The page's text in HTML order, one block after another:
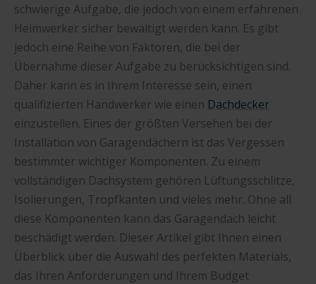
schwierige Aufgabe, die jedoch von einem erfahrenen
Heimwerker sicher bewältigt werden kann. Es gibt
jedoch eine Reihe von Faktoren, die bei der
Übernahme dieser Aufgabe zu berücksichtigen sind.
Daher kann es in Ihrem Interesse sein, einen
qualifizierten Handwerker wie einen Dachdecker
einzustellen. Eines der größten Versehen bei der
Installation von Garagendächern ist das Vergessen
bestimmter wichtiger Komponenten. Zu einem
vollständigen Dachsystem gehören Lüftungsschlitze,
Isolierungen, Tropfkanten und vieles mehr. Ohne all
diese Komponenten kann das Garagendach leicht
beschädigt werden. Dieser Artikel gibt Ihnen einen
Überblick über die Auswahl des perfekten Materials,
das Ihren Anforderungen und Ihrem Budget